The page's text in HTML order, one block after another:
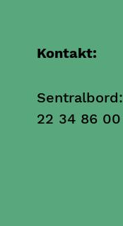
Kontakt:
Sentralbord:
22 34 86 00